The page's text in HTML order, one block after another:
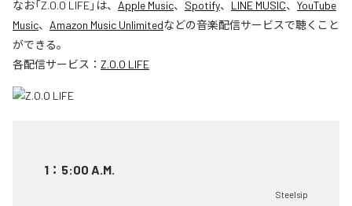
なお「Z.O.O LIFE」は、 Apple Music、 Spotify、 LINE MUSIC、 YouTube
Music、 Amazon Music Unlimitedなどの音楽配信サービスで聴くこと
ができる。
各配信サービス： Z.O.O LIFE
1 ： 5:00 A.M.
Steelsip